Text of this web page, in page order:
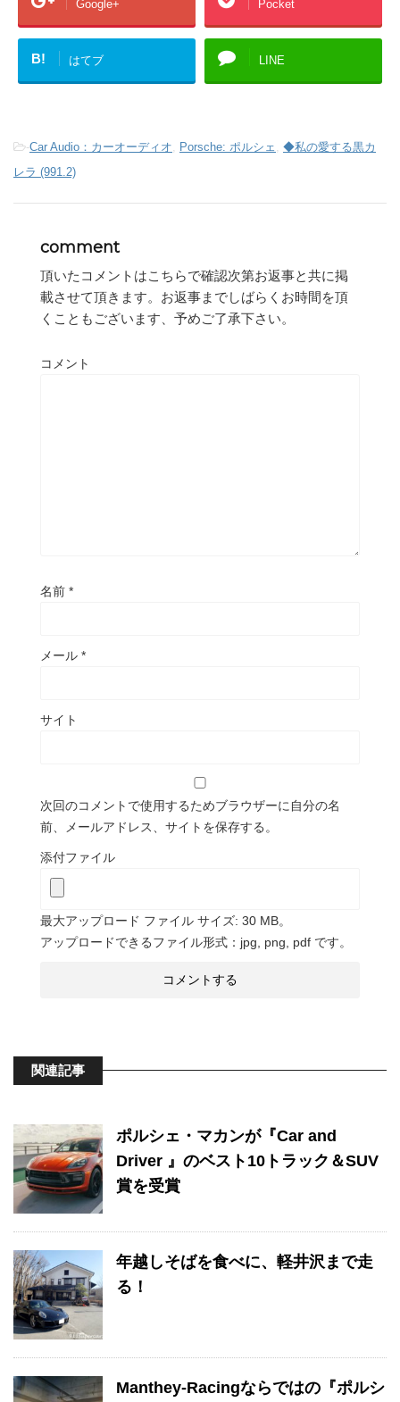
Google+ Pocket
B! はてブ LINE
-Car Audio：カーオーディオ, Porsche: ポルシェ , ◆私の愛する黒カ
レラ (991.2)
comment
頂いたコメントはこちらで確認次第お返事と共に掲
載させて頂きます。お返事までしばらくお時間を頂
くこともございます、予めご了承下さい。
コメント
名前 *
メール *
サイト
次回のコメントで使用するためブラウザーに自分の名
前、メールアドレス、サイトを保存する。
添付ファイル
最大アップロード ファイル サイズ: 30 MB。
アップロードできるファイル形式：jpg, png, pdf です。
関連記事
ポルシェ・マカンが『Car and
Driver 』のベスト10トラック＆SUV
賞を受賞
年越しそばを食べに、軽井沢まで走
る！
Manthey-Racingならではの『ポルシ